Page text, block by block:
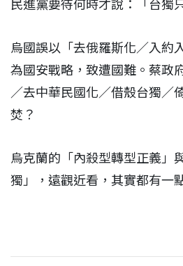
民進黨要待何時才說：「台獨
烏國誤以「去俄羅斯化／入約
為國安戰略，致遭國難。蔡政
／去中華民國化／借殼台獨／
焚？
烏克蘭的「內殺型轉型正義」
獨」，遠觀近看，其實都有一